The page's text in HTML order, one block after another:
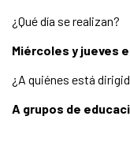
¿Qué día se realizan?
Miércoles y jueves
¿A quiénes está
A grupos de